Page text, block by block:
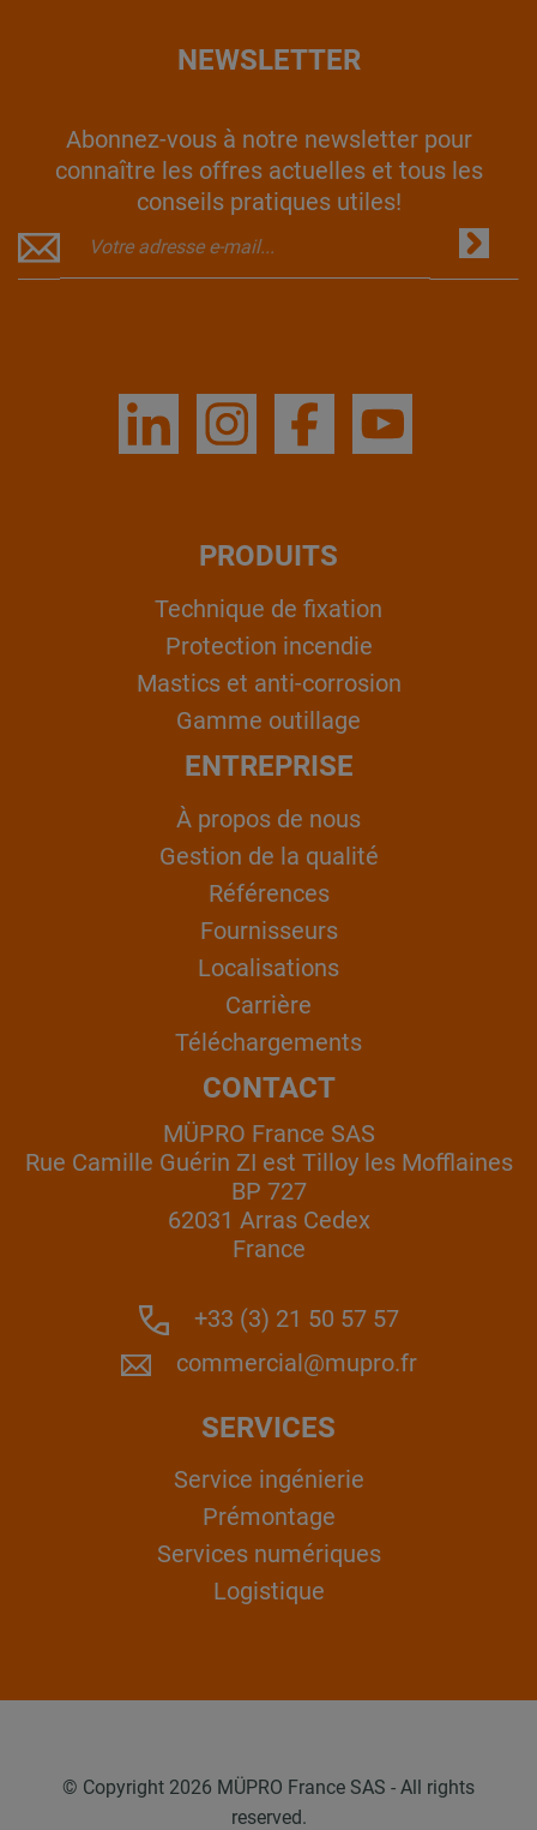
NEWSLETTER
Abonnez-vous à notre newsletter pour
connaître les offres actuelles et tous les
conseils pratiques utiles!
PRODUITS
Technique de fixation
Protection incendie
Mastics et anti-corrosion
Gamme outillage
ENTREPRISE
À propos de nous
Gestion de la qualité
Références
Fournisseurs
Localisations
Carrière
Téléchargements
CONTACT
MÜPRO France SAS
Rue Camille Guérin ZI est Tilloy les Mofflaines
BP 727
62031 Arras Cedex
France
+33 (3) 21 50 57 57
commercial@mupro.fr
SERVICES
Service ingénierie
Prémontage
Services numériques
Logistique
© Copyright 2026 MÜPRO France SAS - All rights
reserved.